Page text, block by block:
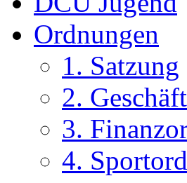
Ordnungen
1. Satzung
2.
3.
4.